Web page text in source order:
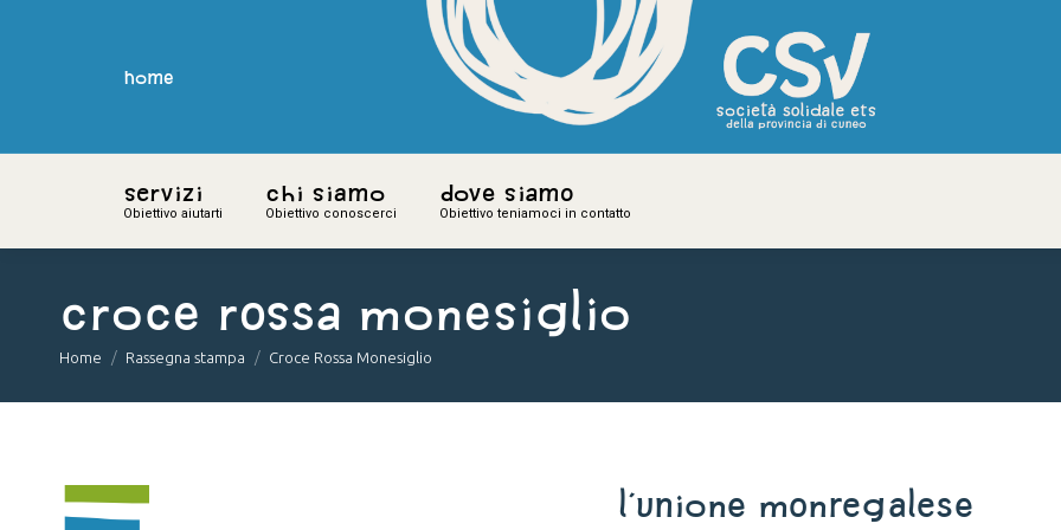
home
Servizi
Obiettivo aiutarti
Chi siamo
Obiettivo conoscerci
Dove siamo
Obiettivo teniamoci in contatto
Croce Rossa Monesiglio
You are here:
Home Rassegna stampa Croce Rossa Monesiglio
L'Unione Monregalese
home
Servizi
Obiettivo aiutarti
Chi siamo
Obiettivo conoscerci
Dove siamo
Obiettivo teniamoci in contatto